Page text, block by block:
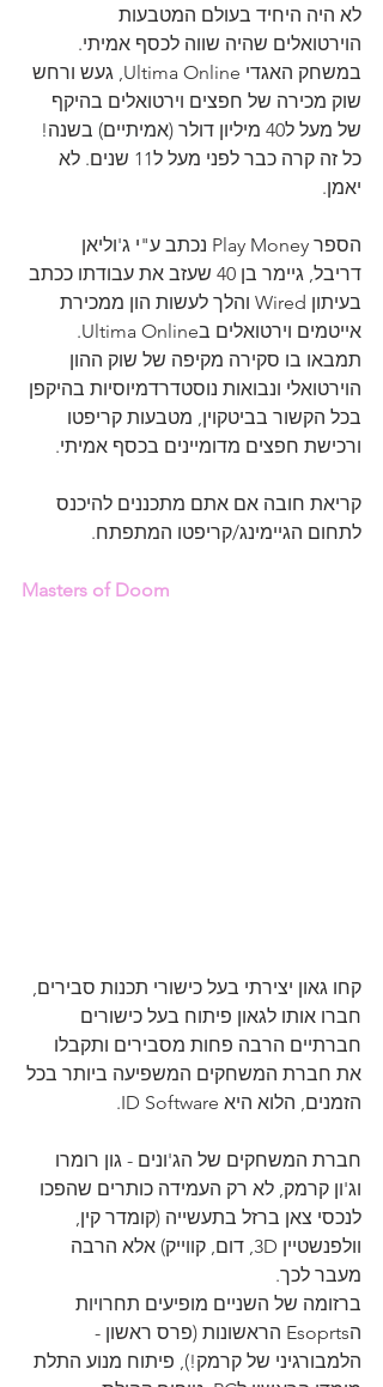
לא היה היחיד בעולם המטבעות
הוירטואלים שהיה שווה לכסף אמיתי.
במשחק האגדי Ultima Online, געש ורחש
שוק מכירה של חפצים וירטואלים בהיקף
של מעל ל40 מיליון דולר (אמיתיים) בשנה!
כל זה קרה כבר לפני מעל ל11 שנים. לא
יאמן.
הספר Play Money נכתב ע"י ג'וליאן
דריבל, גיימר בן 40 שעזב את עבודתו ככתב
בעיתון Wired והלך לעשות הון ממכירת
אייטמים וירטואלים בUltima Online.
תמבאו בו סקירה מקיפה של שוק ההון
הוירטואלי ונבואות נוסטדרדמיוסיות בהיקפן
בכל הקשור בביטקוין, מטבעות קריפטו
ורכישת חפצים מדומיינים בכסף אמיתי.
קריאת חובה אם אתם מתכננים להיכנס
לתחום הגיימינג/קריפטו המתפתח.
Masters of Doom
קחו גאון יצירתי בעל כישורי תכנות סבירים,
חברו אותו לגאון פיתוח בעל כישורים
חברתיים הרבה פחות מסבירים ותקבלו
את חברת המשחקים המשפיעה ביותר בכל
הזמנים, הלוא היא ID Software.
חברת המשחקים של הג'ונים - גון רומרו
וג'ון קרמק, לא רק העמידה כותרים שהפכו
לנכסי צאן ברזל בתעשייה (קומדר קין,
וולפנשטיין 3D, דום, קווייק) אלא הרבה
מעבר לכך.
ברזומה של השניים מופיעים תחרויות
הEsoprts הראשונות (פרס ראשון -
הלמבורגיני של קרמק!), פיתוח מנוע התלת